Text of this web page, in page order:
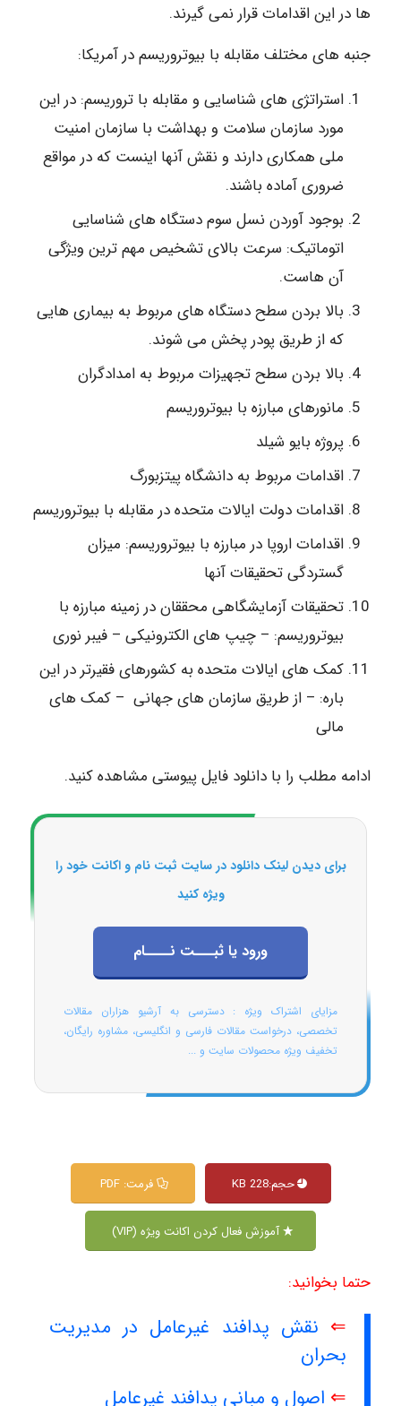
ها در این اقدامات قرار نمی گیرند.
جنبه های مختلف مقابله با بیوتروریسم در آمریکا:
استراتژی های شناسایی و مقابله با تروریسم: در این
مورد سازمان سلامت و بهداشت با سازمان امنیت
ملی همکاری دارند و نقش آنها اینست که در مواقع
ضروری آماده باشند.
بوجود آوردن نسل سوم دستگاه های شناسایی
اتوماتیک: سرعت بالای تشخیص مهم ترین ویژگی
آن هاست.
بالا بردن سطح دستگاه های مربوط به بیماری هایی
که از طریق پودر پخش می شوند.
بالا بردن سطح تجهیزات مربوط به امدادگران
مانورهای مبارزه با بیوتروریسم
پروژه بایو شیلد
اقدامات مربوط به دانشگاه پیتزبورگ
اقدامات دولت ایالات متحده در مقابله با بیوتروریسم
اقدامات اروپا در مبارزه با بیوتروریسم: میزان
گستردگی تحقیقات آنها
تحقیقات آزمایشگاهی محققان در زمینه مبارزه با
بیوتروریسم: – چیپ های الکترونیکی – فیبر نوری
کمک های ایالات متحده به کشورهای فقیرتر در این
باره: – از طریق سازمان های جهانی – کمک های
مالی
ادامه مطلب را با دانلود فایل پیوستی مشاهده کنید.
برای دیدن لینک دانلود در سایت ثبت نام و اکانت خود را
ویژه کنید
ورود یا ثبـــت نــــام
مزایای اشتراک ویژه : دسترسی به آرشیو هزاران مقالات
تخصصی، درخواست مقالات فارسی و انگلیسی، مشاوره رایگان،
تخفیف ویژه محصولات سایت و ...
حجم:228 KB فرمت: PDF
آموزش فعال کردن اکانت ویژه (VIP)
حتما بخوانید:
⇐ نقش پدافند غیرعامل در مدیریت
بحران
⇐ اصول و مبانی پدافند غیرعامل